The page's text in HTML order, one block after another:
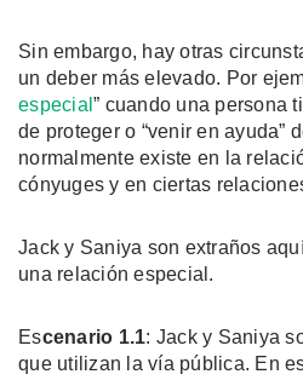
Sin embargo, hay otras
un deber más elevado. Por
especial ” cuando una persona
de proteger o “venir en ayuda”
normalmente existe en la
cónyuges y en ciertas
Jack y Saniya son extraños
una relación especial.
Escenario 1.1: Jack y Saniya
que utilizan la vía pública. En